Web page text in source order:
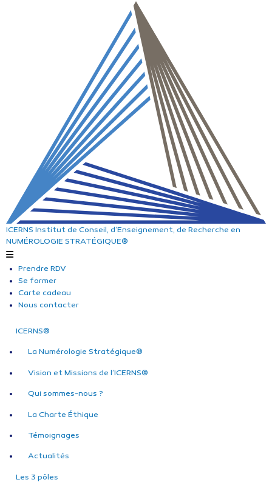
ICERNS Institut de Conseil, d’Enseignement, de Recherche en
NUMÉROLOGIE STRATÉGIQUE®
Prendre RDV
Se former
Carte cadeau
Nous contacter
ICERNS®
La Numérologie Stratégique®
Vision et Missions de l’ICERNS®
Qui sommes-nous ?
La Charte Éthique
Témoignages
Actualités
Les 3 pôles